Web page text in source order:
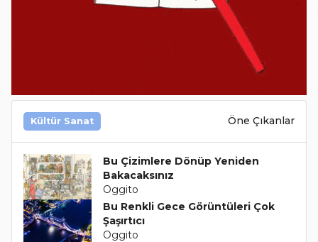
Kültür Sanat Öne Çıkanlar
Bu Çizimlere Dönüp Yeniden
Bakacaksınız
Oggito
Bu Renkli Gece Görüntüleri Çok
Şaşırtıcı
Oggito